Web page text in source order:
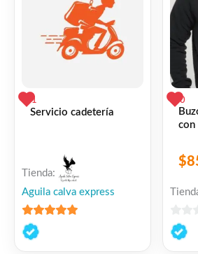
1
Servicio cadetería
Tienda:
Aguila calva express
5de 5
0
con
$
0
de